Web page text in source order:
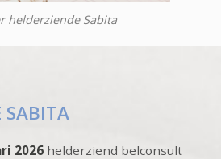
helderziende Sabita
SABITA
2026 helderziend belconsult